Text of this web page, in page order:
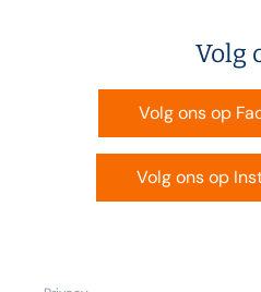
Volg
Volg ons op
Volg ons op